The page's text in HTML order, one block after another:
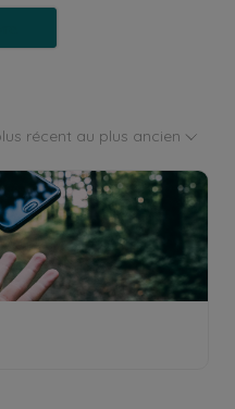
récent au plus ancien